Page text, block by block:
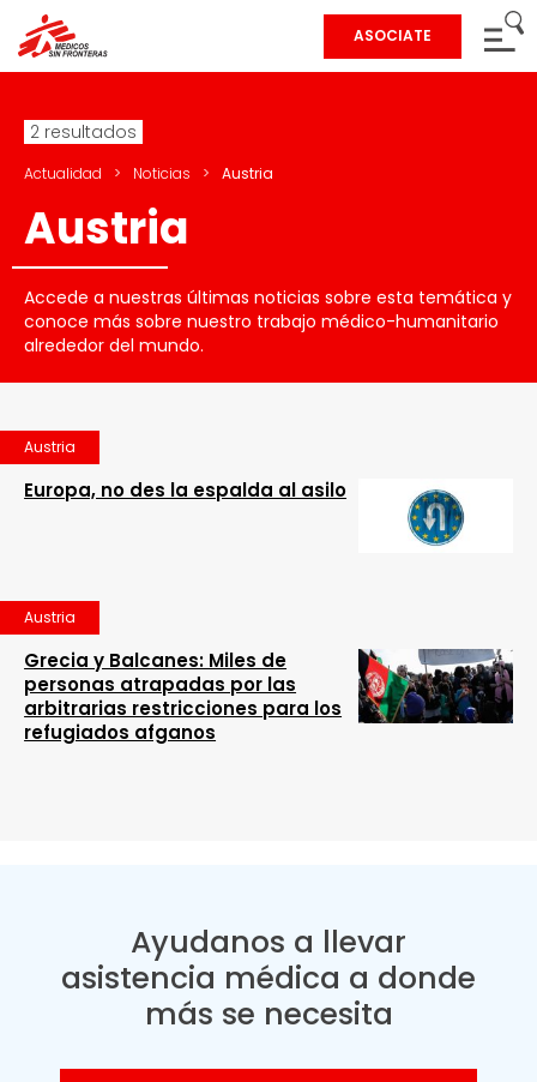
ASOCIATE
2 resultados
Actualidad > Noticias > Austria
Austria
Accede a nuestras últimas noticias sobre esta temática y
conoce más sobre nuestro trabajo médico-humanitario
alrededor del mundo.
Austria
Europa, no des la espalda al asilo
Austria
Grecia y Balcanes: Miles de
personas atrapadas por las
arbitrarias restricciones para los
refugiados afganos
Ayudanos a llevar
asistencia médica a donde
más se necesita